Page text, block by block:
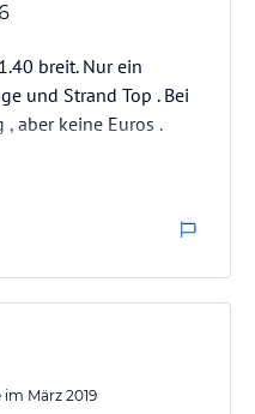
breit. Nur ein
und Strand Top . Bei
aber keine Euros .
im März 2019